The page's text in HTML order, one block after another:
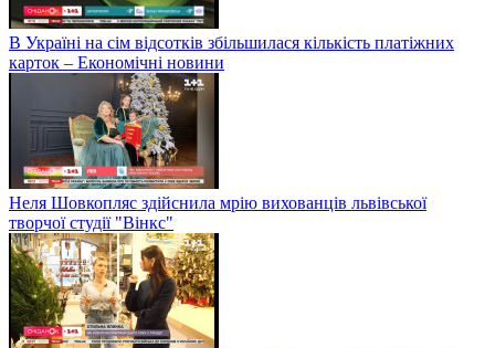
В Україні на сім відсотків збільшилася кількість платіжних
карток – Економічні новини
Неля Шовкопляс здійснила мрію вихованців львівської
творчої студії "Вінкс"